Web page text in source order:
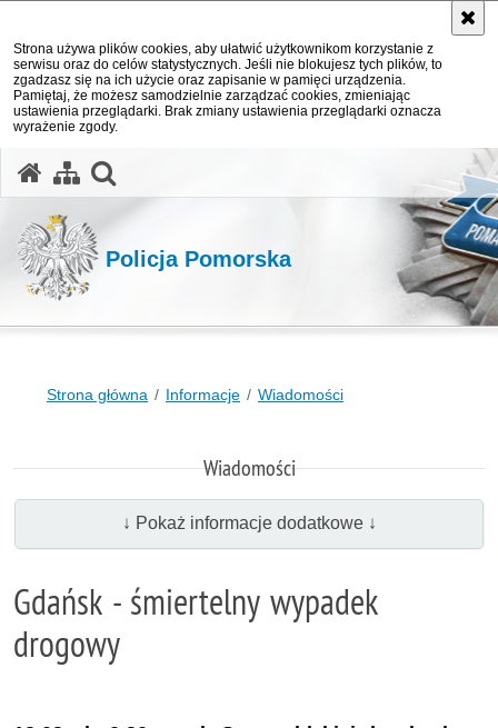
Strona używa plików cookies, aby ułatwić użytkownikom korzystanie z
serwisu oraz do celów statystycznych. Jeśli nie blokujesz tych plików, to
zgadzasz się na ich użycie oraz zapisanie w pamięci urządzenia.
Pamiętaj, że możesz samodzielnie zarządzać cookies, zmieniając
ustawienia przeglądarki. Brak zmiany ustawienia przeglądarki oznacza
wyrażenie zgody.
Policja Pomorska
Strona główna Informacje Wiadomości
Wiadomości
↓ Pokaż informacje dodatkowe ↓
Gdańsk - śmiertelny wypadek
drogowy